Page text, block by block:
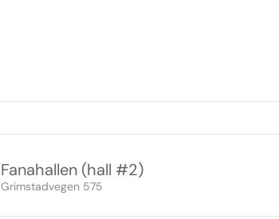
Fanahallen (hall #2)
Grimstadvegen 575